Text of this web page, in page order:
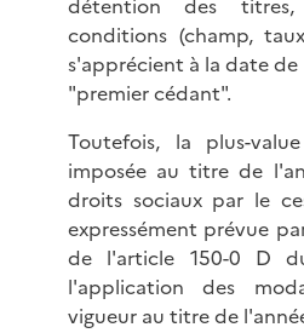
détention des
conditions (champ,
s'apprécient à la date de
"premier cédant".
Toutefois, la plus-
imposée au titre de
droits sociaux par le
expressément prévue
de l'article 150-0 D
l'application des
vigueur au titre de